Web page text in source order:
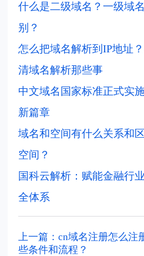
什么是二级域名？一级域
别？
怎么把域名解析到IP地址
清域名解析那些事
中文域名国家标准正式实
新篇章
域名和空间有什么关系和
空间？
国科云解析：赋能金融行
全体系
上一篇：cn域名注册怎么
些条件和流程？